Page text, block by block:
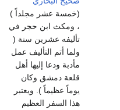
(خمسة عشر مجلداً )
، ومكث ابن حجر في
تأليفه عشرين سنة (
ولما أتم التأليف عمل
مأدبة ودعا إليها أهل
قلعة دمشق وكان
يوماً عظيماً ). ويعتبر
هذا السفر العظيم